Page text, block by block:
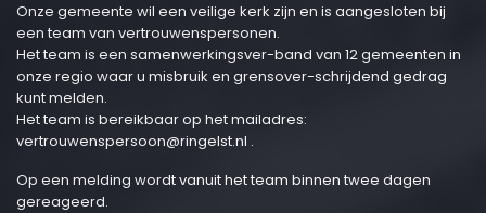
Onze gemeente wil een veilige kerk zijn en is aangesloten bij
een team van vertrouwenspersonen.
Het team is een samenwerkingsver-band van 12 gemeenten in
onze regio waar u misbruik en grensover-schrijdend gedrag
kunt melden.
Het team is bereikbaar op het mailadres:
vertrouwenspersoon@ringelst.nl .
Op een melding wordt vanuit het team binnen twee dagen
gereageerd.